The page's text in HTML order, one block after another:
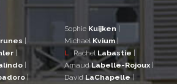
|
|
|
|
Sophie Kuijken |
Michael Kvium|
L Rachel Labastie |
ArnaudLabelle-Rojoux |
DavidLaChapelle|